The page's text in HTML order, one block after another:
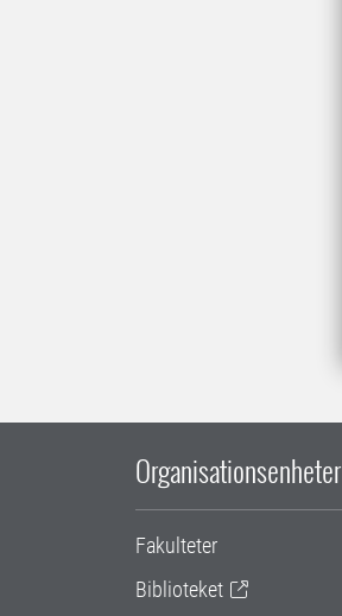
Organisationsenheter
Fakulteter
Biblioteket